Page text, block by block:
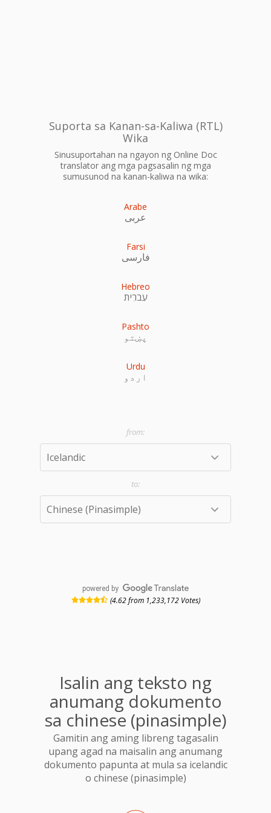
Suporta sa Kanan-sa-Kaliwa (RTL)
Wika
Sinusuportahan na ngayon ng Online Doc
translator ang mga pagsasalin ng mga
sumusunod na kanan-kaliwa na wika:
Arabe
عربى
Farsi
فارسی
Hebreo
עִברִית
Pashto
پښتو
Urdu
اردو
powered by
(4.62 from 1,233,172 Votes)
Isalin ang teksto ng
anumang dokumento
sa chinese (pinasimple)
Gamitin ang aming libreng tagasalin
upang agad na maisalin ang anumang
dokumento papunta at mula sa icelandic
o chinese (pinasimple)